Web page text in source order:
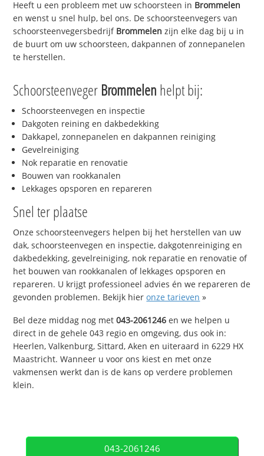
Heeft u een probleem met uw schoorsteen in Brommelen
en wenst u snel hulp, bel ons. De schoorsteenvegers van
schoorsteenvegersbedrijf Brommelen zijn elke dag bij u in
de buurt om uw schoorsteen, dakpannen of zonnepanelen
te herstellen.
Schoorsteenveger Brommelen helpt bij:
Schoorsteenvegen en inspectie
Dakgoten reining en dakbedekking
Dakkapel, zonnepanelen en dakpannen reiniging
Gevelreiniging
Nok reparatie en renovatie
Bouwen van rookkanalen
Lekkages opsporen en repareren
Snel ter plaatse
Onze schoorsteenvegers helpen bij het herstellen van uw
dak, schoorsteenvegen en inspectie, dakgotenreiniging en
dakbedekking, gevelreiniging, nok reparatie en renovatie of
het bouwen van rookkanalen of lekkages opsporen en
repareren. U krijgt professioneel advies én we repareren de
gevonden problemen. Bekijk hieronze tarieven »
Bel deze middag nog met043-2061246 en we helpen u
direct in de gehele 043 regio en omgeving, dus ook in:
Heerlen, Valkenburg, Sittard, Aken en uiteraard in 6229 HX
Maastricht. Wanneer u voor ons kiest en met onze
vakmensen werkt dan is de kans op verdere problemen
klein.
043-2061246